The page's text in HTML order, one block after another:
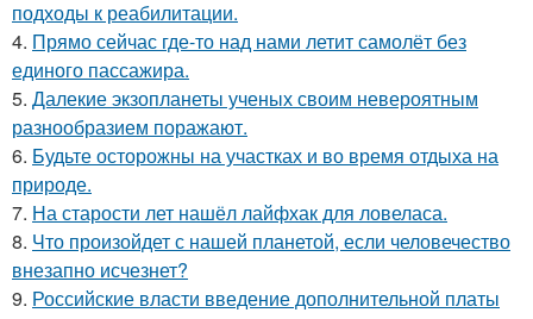
подходы к реабилитации.
4. Прямо сейчас где-то над нами летит самолёт без
единого пассажира.
5. Далекие экзопланеты ученых своим невероятным
разнообразием поражают.
6. Будьте осторожны на участках и во время отдыха на
природе.
7. На старости лет нашёл лайфхак для ловеласа.
8. Что произойдет с нашей планетой, если человечество
внезапно исчезнет?
9. Российские власти введение дополнительной платы